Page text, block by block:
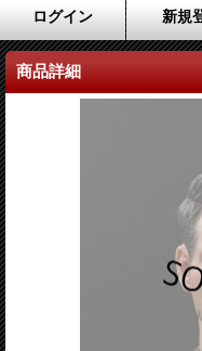
ログイン 新規
商品詳細